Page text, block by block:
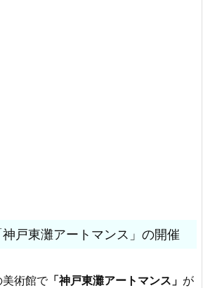
戸東灘アートマンス」の開催
術館で「神戸東灘アートマンス」 が